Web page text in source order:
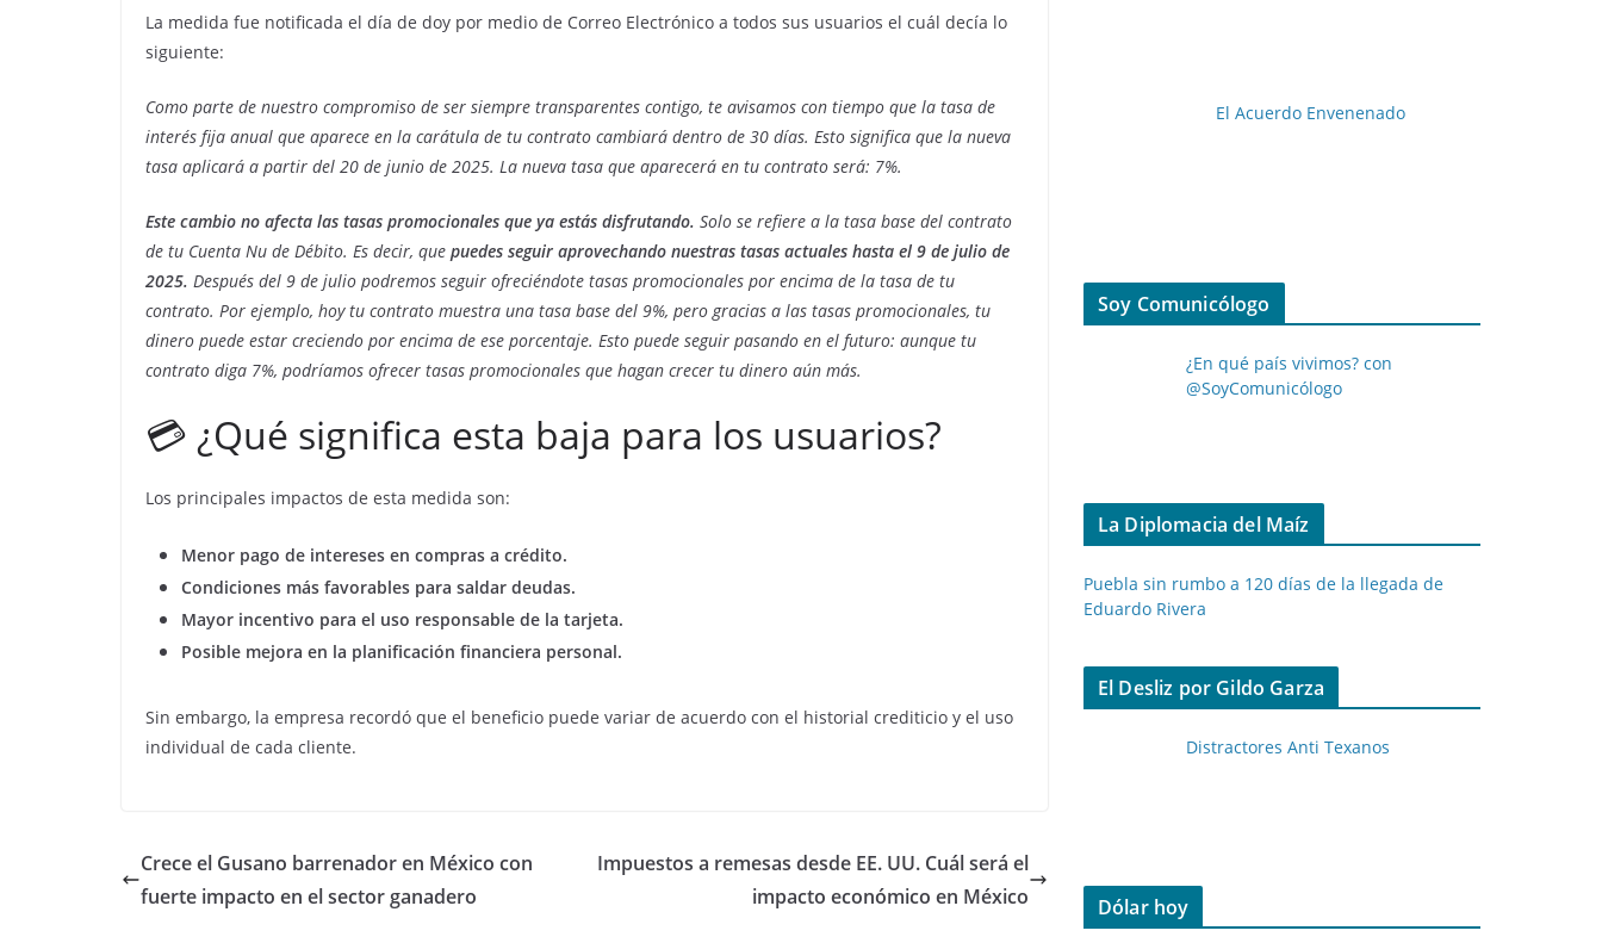
La medida fue notificada el día de doy por medio de Correo Electrónico a todos sus usuarios el cuál decía lo
siguiente:
Como parte de nuestro compromiso de ser siempre transparentes contigo, te avisamos con tiempo que la tasa de
interés fija anual que aparece en la carátula de tu contrato cambiará dentro de 30 días. Esto significa que la nueva
tasa aplicará a partir del 20 de junio de 2025. La nueva tasa que aparecerá en tu contrato será: 7%.
Este cambio no afecta las tasas promocionales que ya estás disfrutando. Solo se refiere a la tasa base del contrato
de tu Cuenta Nu de Débito. Es decir, que puedes seguir aprovechando nuestras tasas actuales hasta el 9 de julio de
2025. Después del 9 de julio podremos seguir ofreciéndote tasas promocionales por encima de la tasa de tu
contrato. Por ejemplo, hoy tu contrato muestra una tasa base del 9%, pero gracias a las tasas promocionales, tu
dinero puede estar creciendo por encima de ese porcentaje. Esto puede seguir pasando en el futuro: aunque tu
contrato diga 7%, podríamos ofrecer tasas promocionales que hagan crecer tu dinero aún más.
💳 ¿Qué significa esta baja para los usuarios?
Los principales impactos de esta medida son:
Menor pago de intereses en compras a crédito.
Condiciones más favorables para saldar deudas.
Mayor incentivo para el uso responsable de la tarjeta.
Posible mejora en la planificación financiera personal.
Sin embargo, la empresa recordó que el beneficio puede variar de acuerdo con el historial crediticio y el uso
individual de cada cliente.
Crece el Gusano barrenador en México con
fuerte impacto en el sector ganadero
Impuestos a remesas desde EE. UU. Cuál será el
impacto económico en México
El Acuerdo Envenenado
Soy Comunicólogo
¿En qué país vivimos? con
@SoyComunicólogo
La Diplomacia del Maíz
Puebla sin rumbo a 120 días de la llegada de
Eduardo Rivera
El Desliz por Gildo Garza
Distractores Anti Texanos
Dólar hoy